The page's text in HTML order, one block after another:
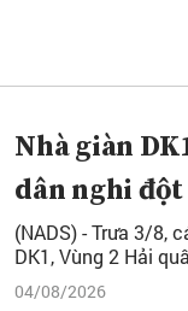
Nhà giàn
dân nghi
(NADS) - Trưa 3/8,
DK1, Vùng 2 Hải
04/08/2026